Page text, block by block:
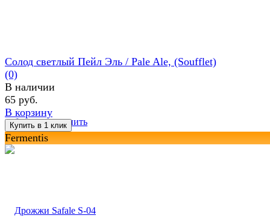
избранное сравнить
Солод светлый Пейл Эль / Pale Ale, (Soufflet)
(0)
В наличии
65 руб.
В корзину
Fermentis